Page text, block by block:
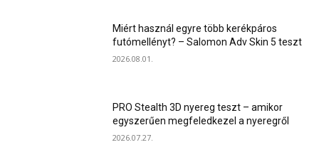
Miért használ egyre több kerékpáros
futómellényt? – Salomon Adv Skin 5 teszt
2026.08.01.
PRO Stealth 3D nyereg teszt – amikor
egyszerűen megfeledkezel a nyeregről
2026.07.27.